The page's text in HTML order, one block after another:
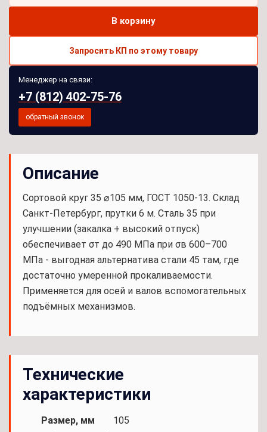
В корзину
Запросить КП по этому товару
Менеджер на связи:
+7 (812) 402-75-76
обратный звонок
Описание
Сортовой круг 35 ⌀105 мм, ГОСТ 1050-13. Склад
Санкт-Петербург, прутки 6 м. Сталь 35 при
улучшении (закалка + высокий отпуск)
обеспечивает σт до 490 МПа при σв 600–700
МПа - выгодная альтернатива стали 45 там, где
достаточно умеренной прокаливаемости.
Применяется для осей и валов вспомогательных
подъёмных механизмов.
Технические
характеристики
Размер, мм
105